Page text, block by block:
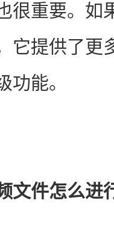
很重要。如
它提供了更
功能。
文件怎么进